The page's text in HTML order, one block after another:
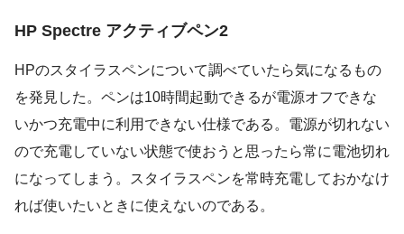
HP Spectre アクティブペン2
HPのスタイラスペンについて調べていたら気になるもの
を発見した。ペンは10時間起動できるが電源オフできな
いかつ充電中に利用できない仕様である。電源が切れない
ので充電していない状態で使おうと思ったら常に電池切れ
になってしまう。スタイラスペンを常時充電しておかなけ
れば使いたいときに使えないのである。